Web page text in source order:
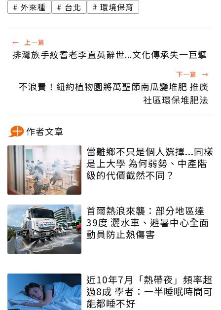
外來種 台北 環境保育
← 上一篇
排灣族手紋耆老李直英辭世...文化傳承失一巨擘
下一篇 →
不浪費！紐約植物園將萬聖節南瓜變堆肥 推廣
社區環保堆肥法
作者文章
當離鄉不只是個人選擇...同樣
是上大學 為何弱勢、中產階
級的代價截然不同？
首爾熱浪來襲：部分地區達
39度 灑水車、避暑中心全面
動員防止熱傷害
近10年7月「熱帶夜」頻率超
過8成 學者：一半睡眠時間可
能都睡不好